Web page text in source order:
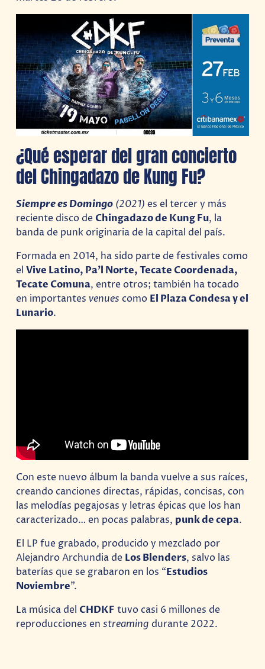
¿Qué esperar del gran concierto
del Chingadazo de Kung Fu?
Siempre es Domingo (2021)es el tercer y más
reciente disco de Chingadazo de Kung Fu, la
banda de punk originaria de la capital del país.
Formada en 2014, ha sido parte de festivales como
elVive Latino, Pa’l Norte, Tecate Coordenada,
Tecate Comuna, entre otros; también ha tocado
en importantes venuescomo El Plaza Condesa y el
Lunario.
Con este nuevo álbum la banda vuelve a sus raíces,
creando canciones directas, rápidas, concisas, con
las melodías pegajosas y letras épicas que los han
caracterizado… en pocas palabras, punk de cepa.
El LP fue grabado, producido y mezclado por
Alejandro Archundia de Los Blenders, salvo las
baterías que se grabaron en los “Estudios
Noviembre”.
La música del CHDKF tuvo casi 6 millones de
reproducciones enstreamingdurante 2022.